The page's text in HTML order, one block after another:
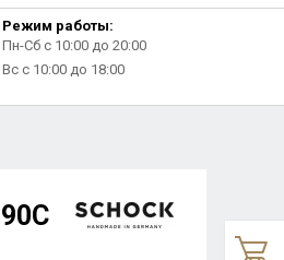
Режим работы:
Пн-Сб с 10:00 до 20:00
Вс с 10:00 до 18:00